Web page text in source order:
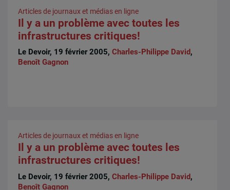
Articles de journaux et médias en ligne
Il y a un problème avec toutes les
infrastructures critiques!
Le Devoir, 19 février 2005,Charles-Philippe David,
Benoît Gagnon
Articles de journaux et médias en ligne
Il y a un problème avec toutes les
infrastructures critiques!
Le Devoir, 19 février 2005,Charles-Philippe David,
Benoît Gagnon